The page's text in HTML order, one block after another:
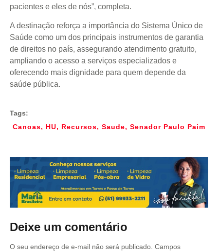
pacientes e eles de nós”, completa.
A destinação reforça a importância do Sistema Único de
Saúde como um dos principais instrumentos de garantia
de direitos no país, assegurando atendimento gratuito,
ampliando o acesso a serviços especializados e
oferecendo mais dignidade para quem depende da
saúde pública.
Tags:
Canoas, HU, Recursos, Saude, Senador Paulo Paim
Deixe um comentário
O seu endereço de e-mail não será publicado. Campos